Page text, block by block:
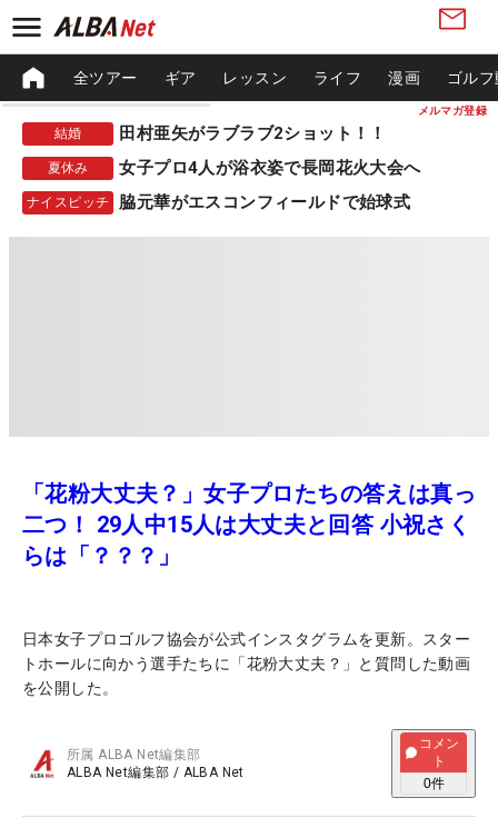
メルマガ登録
全ツアー ギア レッスン ライフ 漫画 ゴル
結婚 田村亜矢がラブラブ2ショット！！
夏休み 女子プロ4人が浴衣姿で長岡花火大会へ
ナイスピッチ 脇元華がエスコンフィールドで始球式
「花粉大丈夫？」女子プロたちの答えは真っ
二つ！ 29人中15人は大丈夫と回答 小祝さく
らは「？？？」
日本女子プロゴルフ協会が公式インスタグラムを更新。スター
トホールに向かう選手たちに「花粉大丈夫？」と質問した動画
を公開した。
所属ALBA Net編集部
ALBA Net編集部 / ALBA Net
コメン
ト
0件